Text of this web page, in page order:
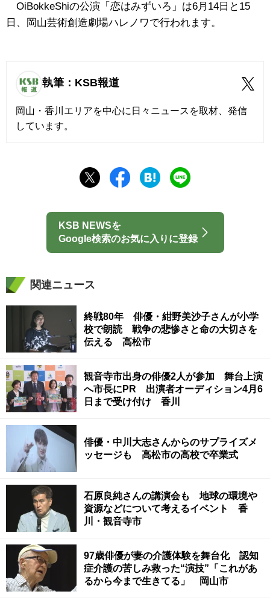
OiBokkeShiの公演「恋はみずいろ」は6月14日と15
日、岡山芸術創造劇場ハレノワで行われます。
執筆：KSB報道
岡山・香川エリアを中心に日々ニュースを取材、発信
しています。
KSB NEWSを
Google検索のお気に入りに登録
関連ニュース
終戦80年 俳優・紺野美沙子さんが小学
校で朗読 戦争の悲惨さと命の大切さを
伝える 高松市
観音寺市出身の俳優2人が参加 舞台上演
へ市長にPR 出演者オーディション4月6
日まで受け付け 香川
俳優・中川大志さんからのサプライズメ
ッセージも 高松市の高校で卒業式
石原良純さんの講演会も 地球の環境や
資源などについて考えるイベント 香
川・観音寺市
97歳俳優が妻の介護体験を舞台化 認知
症介護の苦しみ救った“演技”「これがあ
るから今まで生きてる」 岡山市